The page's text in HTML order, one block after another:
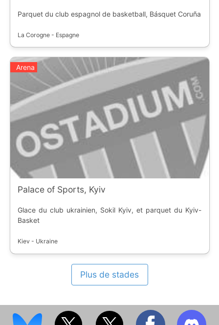
Parquet du club espagnol de basketball, Básquet Coruña
La Corogne - Espagne
Arena
Palace of Sports, Kyiv
Glace du club ukrainien, Sokil Kyiv, et parquet du Kyiv-
Basket
Kiev - Ukraine
Plus de stades